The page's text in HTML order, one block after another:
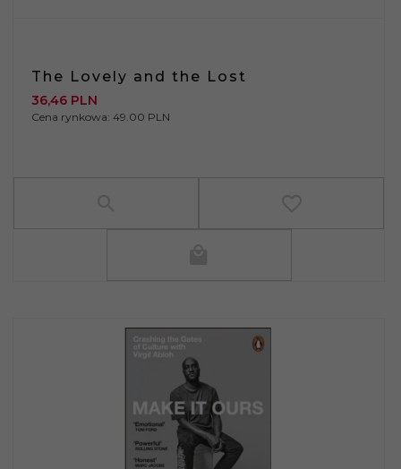
The Lovely and the Lost
36,46 PLN
Cena rynkowa: 49.00 PLN